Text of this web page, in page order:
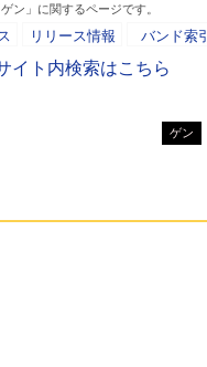
ン」に関するページです。
リリース情報 バンド索引
イト内検索はこちら
ゲン